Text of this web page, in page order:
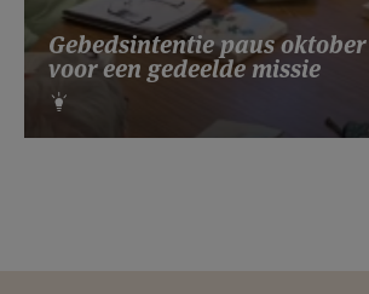
Gebedsintentie paus oktober
voor een gedeelde missie